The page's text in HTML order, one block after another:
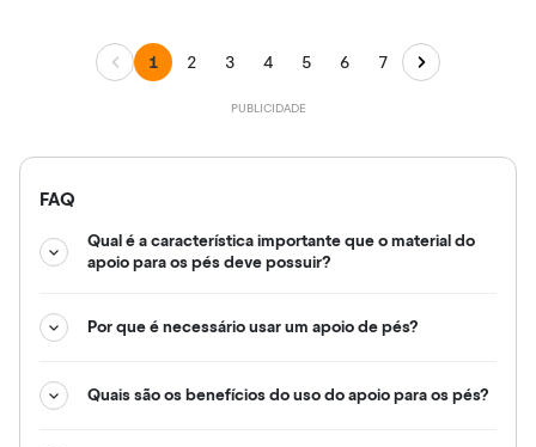
1 2 3 4 5 6 7
FAQ
Qual é a característica importante que o material do
apoio para os pés deve possuir?
Por que é necessário usar um apoio de pés?
Quais são os benefícios do uso do apoio para os pés?